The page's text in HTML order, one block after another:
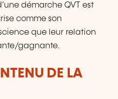
démarche QVT est
comme son
que leur relation
gagnante.
DE LA